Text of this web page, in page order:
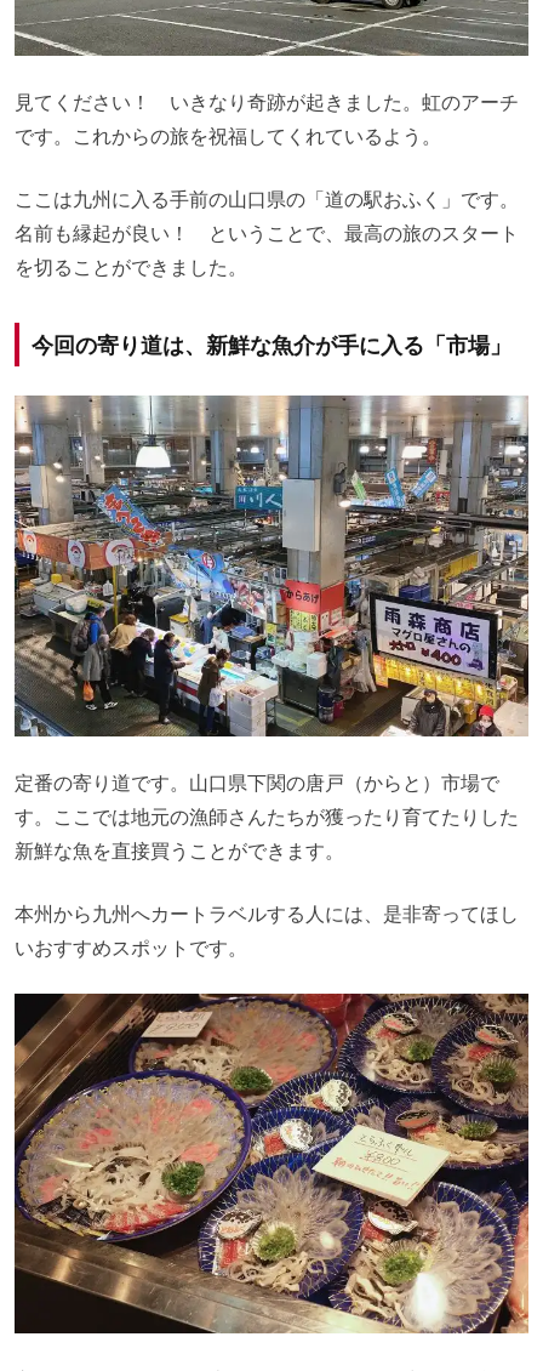
見てください！ いきなり奇跡が起きました。虹のアーチ
です。これからの旅を祝福してくれているよう。
ここは九州に入る手前の山口県の「道の駅おふく」です。
名前も縁起が良い！ ということで、最高の旅のスタート
を切ることができました。
今回の寄り道は、新鮮な魚介が手に入る「市場」
定番の寄り道です。山口県下関の唐戸（からと）市場で
す。ここでは地元の漁師さんたちが獲ったり育てたりした
新鮮な魚を直接買うことができます。
本州から九州へカートラベルする人には、是非寄ってほし
いおすすめスポットです。